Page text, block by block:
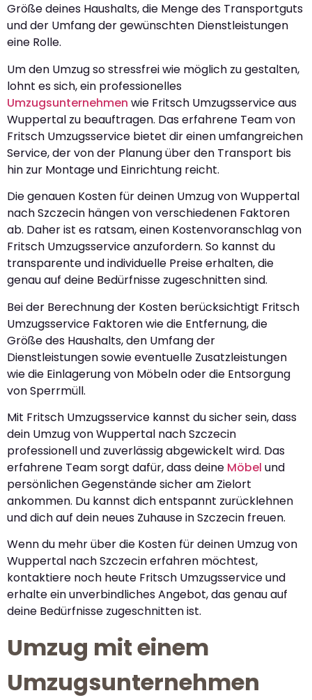
Größe deines Haushalts, die Menge des Transportguts
und der Umfang der gewünschten Dienstleistungen
eine Rolle.
Um den Umzug so stressfrei wie möglich zu gestalten,
lohnt es sich, ein professionelles
Umzugsunternehmen wie Fritsch Umzugsservice aus
Wuppertal zu beauftragen. Das erfahrene Team von
Fritsch Umzugsservice bietet dir einen umfangreichen
Service, der von der Planung über den Transport bis
hin zur Montage und Einrichtung reicht.
Die genauen Kosten für deinen Umzug von Wuppertal
nach Szczecin hängen von verschiedenen Faktoren
ab. Daher ist es ratsam, einen Kostenvoranschlag von
Fritsch Umzugsservice anzufordern. So kannst du
transparente und individuelle Preise erhalten, die
genau auf deine Bedürfnisse zugeschnitten sind.
Bei der Berechnung der Kosten berücksichtigt Fritsch
Umzugsservice Faktoren wie die Entfernung, die
Größe des Haushalts, den Umfang der
Dienstleistungen sowie eventuelle Zusatzleistungen
wie die Einlagerung von Möbeln oder die Entsorgung
von Sperrmüll.
Mit Fritsch Umzugsservice kannst du sicher sein, dass
dein Umzug von Wuppertal nach Szczecin
professionell und zuverlässig abgewickelt wird. Das
erfahrene Team sorgt dafür, dass deine Möbel und
persönlichen Gegenstände sicher am Zielort
ankommen. Du kannst dich entspannt zurücklehnen
und dich auf dein neues Zuhause in Szczecin freuen.
Wenn du mehr über die Kosten für deinen Umzug von
Wuppertal nach Szczecin erfahren möchtest,
kontaktiere noch heute Fritsch Umzugsservice und
erhalte ein unverbindliches Angebot, das genau auf
deine Bedürfnisse zugeschnitten ist.
Umzug mit einem
Umzugsunternehmen